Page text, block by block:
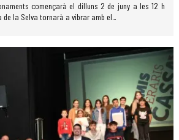
començarà el dilluns 2 de juny a les 12 h
de la Selva tornarà a vibrar amb el...